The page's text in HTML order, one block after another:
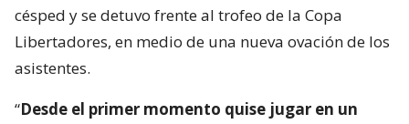
césped y se detuvo frente al trofeo de la Copa
Libertadores, en medio de una nueva ovación de los
asistentes.
“Desde el primer momento quise jugar en un